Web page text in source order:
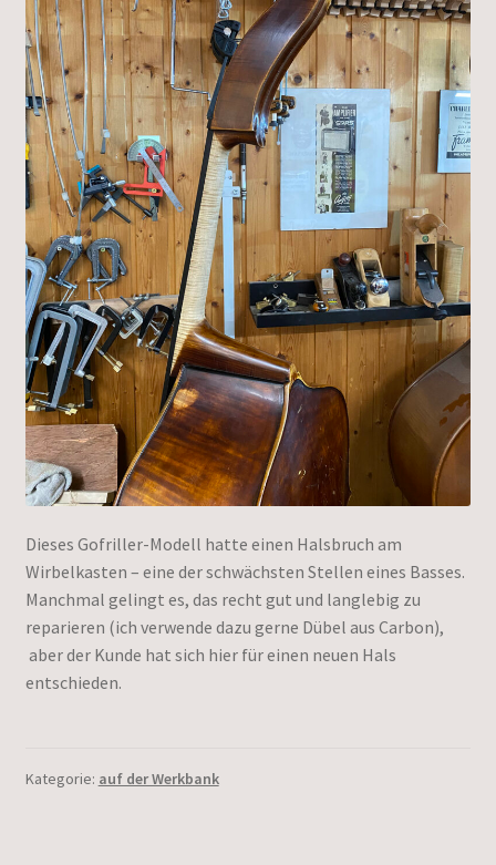
Dieses Gofriller-Modell hatte einen Halsbruch am
Wirbelkasten – eine der schwächsten Stellen eines Basses.
Manchmal gelingt es, das recht gut und langlebig zu
reparieren (ich verwende dazu gerne Dübel aus Carbon),
aber der Kunde hat sich hier für einen neuen Hals
entschieden.
Kategorie: auf der Werkbank